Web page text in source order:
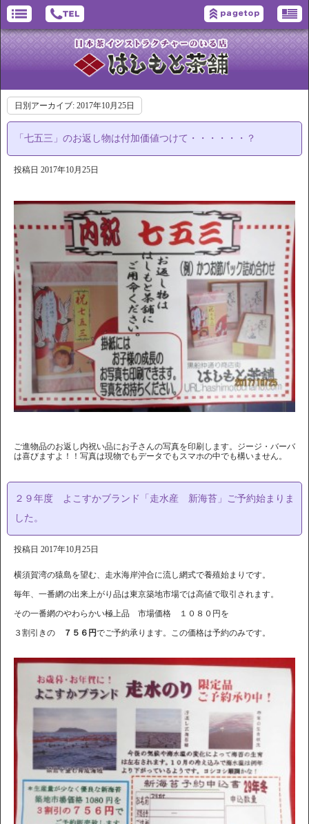
日別アーカイブ: 2017年10月25日
「七五三」のお返し物は付加価値つけて・・・・・・？
投稿日 2017年10月25日
ご進物品のお返し内祝い品にお子さんの写真を印刷します。ジージ・バーバ
は喜びますよ！！写真は現物でもデータでもスマホの中でも構いません。
２９年度 よこすかブランド「走水産 新海苔」ご予約始まりま
した。
投稿日 2017年10月25日
横須賀湾の猿島を望む、走水海岸沖合に流し網式で養殖始まりです。
毎年、一番網の出来上がり品は東京築地市場では高値で取引されます。
その一番網のやわらかい極上品 市場価格 １０８０円を
３割引きの
７５６円でご予約承ります。この価格は予約のみです。